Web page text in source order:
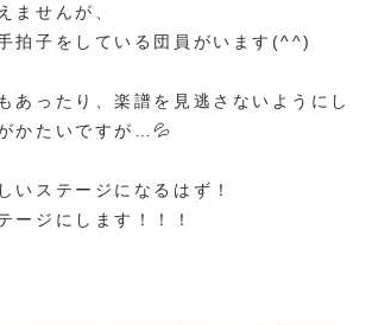
ませんが、
拍子をしている団員がいます(^^)
あったり、楽譜を見逃さないようにし
かたいですが…💦
いステージになるはず！
ージにします！！！